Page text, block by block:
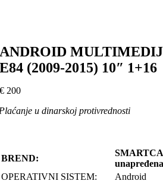
ANDROID
E84 (2009-2015) 10″ 1+16
€ 200
u dinarskoj protivrednosti
BREND:
OPERATIVNI SISTEM:
Android